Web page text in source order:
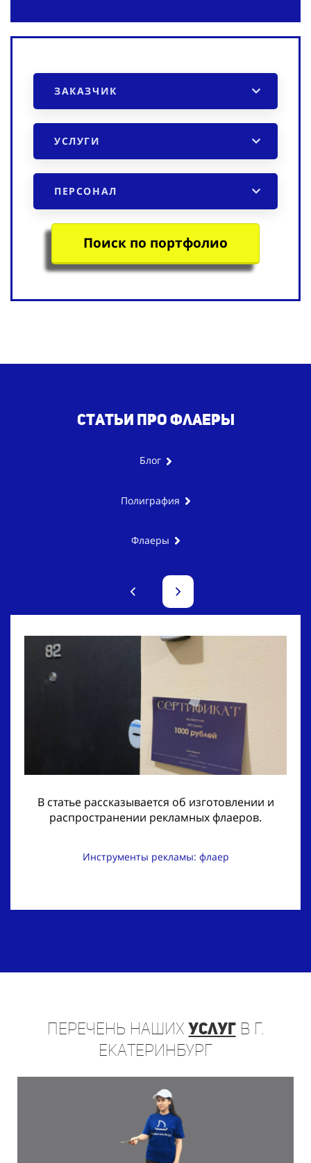
ЗАКАЗЧИК
УСЛУГИ
ПЕРСОНАЛ
Поиск по портфолио
Статьи профлаеры
Блог
Полиграфия
Флаеры
В статье рассказывается об изготовлении и
распространении рекламных флаеров.
Инструменты рекламы: флаер
Перечень нашихуслугв г.
Екатеринбург